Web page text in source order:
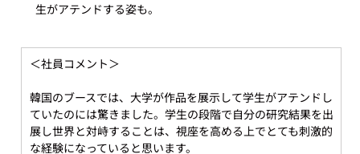
＜社員コメント＞
韓国のブースでは、大学が作品を展示して学生がアテンドし
ていたのには驚きました。学生の段階で自分の研究結果を出
展し世界と対峙することは、視座を高める上でとても刺激的
な経験になっていると思います。